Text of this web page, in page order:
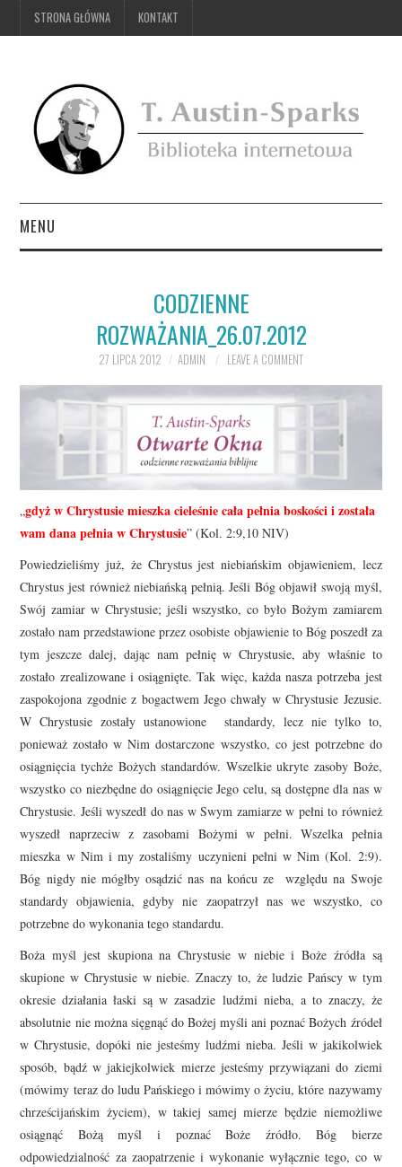
STRONA GŁÓWNA KONTAKT
MENU
CODZIENNE
ROZWAŻANIA_26.07.2012
27 LIPCA 2012 ADMIN LEAVE A COMMENT
„gdyż w Chrystusie mieszka cieleśnie cała pełnia boskości i została
wam dana pełnia w Chrystusie” (Kol. 2:9,10 NIV)
Powiedzieliśmy już, że Chrystus jest niebiańskim objawieniem, lecz
Chrystus jest również niebiańską pełnią. Jeśli Bóg objawił swoją myśl,
Swój zamiar w Chrystusie; jeśli wszystko, co było Bożym zamiarem
zostało nam przedstawione przez osobiste objawienie to Bóg poszedł za
tym jeszcze dalej, dając nam pełnię w Chrystusie, aby właśnie to
zostało zrealizowane i osiągnięte. Tak więc, każda nasza potrzeba jest
zaspokojona zgodnie z bogactwem Jego chwały w Chrystusie Jezusie.
W Chrystusie zostały ustanowione standardy, lecz nie tylko to,
ponieważ zostało w Nim dostarczone wszystko, co jest potrzebne do
osiągnięcia tychże Bożych standardów. Wszelkie ukryte zasoby Boże,
wszystko co niezbędne do osiągnięcie Jego celu, są dostępne dla nas w
Chrystusie. Jeśli wyszedł do nas w Swym zamiarze w pełni to również
wyszedł naprzeciw z zasobami Bożymi w pełni. Wszelka pełnia
mieszka w Nim i my zostaliśmy uczynieni pełni w Nim (Kol. 2:9).
Bóg nigdy nie mógłby osądzić nas na końcu ze względu na Swoje
standardy objawienia, gdyby nie zaopatrzył nas we wszystko, co
potrzebne do wykonania tego standardu.
Boża myśl jest skupiona na Chrystusie w niebie i Boże źródła są
skupione w Chrystusie w niebie. Znaczy to, że ludzie Pańscy w tym
okresie działania łaski są w zasadzie ludźmi nieba, a to znaczy, że
absolutnie nie można sięgnąć do Bożej myśli ani poznać Bożych źródeł
w Chrystusie, dopóki nie jesteśmy ludźmi nieba. Jeśli w jakikolwiek
sposób, bądź w jakiejkolwiek mierze jesteśmy przywiązani do ziemi
(mówimy teraz do ludu Pańskiego i mówimy o życiu, które nazywamy
chrześcijańskim życiem), w takiej samej mierze będzie niemożliwe
osiągnąć Bożą myśl i poznać Boże źródło. Bóg bierze
odpowiedzialność za zaopatrzenie i wykonanie wyłącznie tego, co w